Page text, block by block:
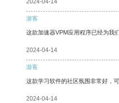
2024-04-14
游客
这款加速器VPM应用程序已经为我
2024-04-14
游客
这款学习软件的社区氛围非常好，
2024-04-14